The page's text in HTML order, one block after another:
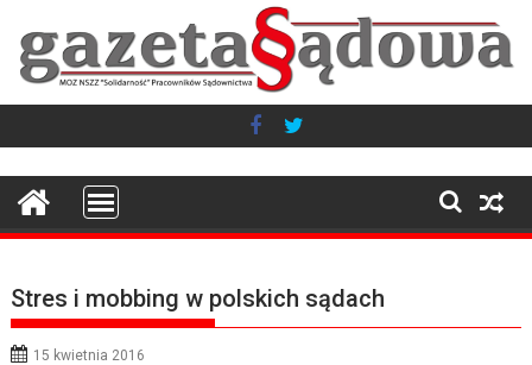
content
Stres i mobbing w polskich sądach
15 kwietnia 2016